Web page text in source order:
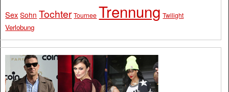
Sex Sohn Tochter Tournee Trennung Twilight
Verlobung